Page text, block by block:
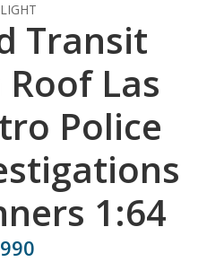
Transit
Las
Police
1:64